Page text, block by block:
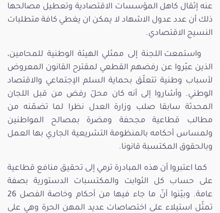
عنه إثقال كاهل المؤسسات الاقتصادية وتعطيل مصالحها
ذلك أن عدد عدول الاشهاد لا يمكن ان يغطي كافة متطلبات
النسيج الاقتصادي.
واستمعت اللجنة إلى ممثلي الهيئة الوطنية للمحامين،
الذين عبّروا عن رفضهم القطعي لمقترح القانون المعروض
لأسباب وطنية تتعلّق بحماية السلم الإجتماعي والاقتصاد
الوطني. وأشاروا إلى أنه كان محلّ رفض من قبل اللجان
المحدثة سابقا صلب وزارة العدل نظرا لما تضمّنه من
مطالب قطاعية مجحفة ومضرة بمصالح المواطنين
ولمساس أحكامه بالمنظومة التشريعية الجاري بها العمل
وبالحقوق المكتسبة قانونا.
كما اعتبروا أن هذه المبادرة ترمي إلى تحقيق منافع قطاعية
على حساب كل الثوابت والمكتسبات الدستورية بصفة
عامة. وبيّنوا أنّ ما جاء فيها من أحكام وخاصة الفصل 26
تمثّل استيلاء على اختصاصات عديد المهن الحرة وهي على